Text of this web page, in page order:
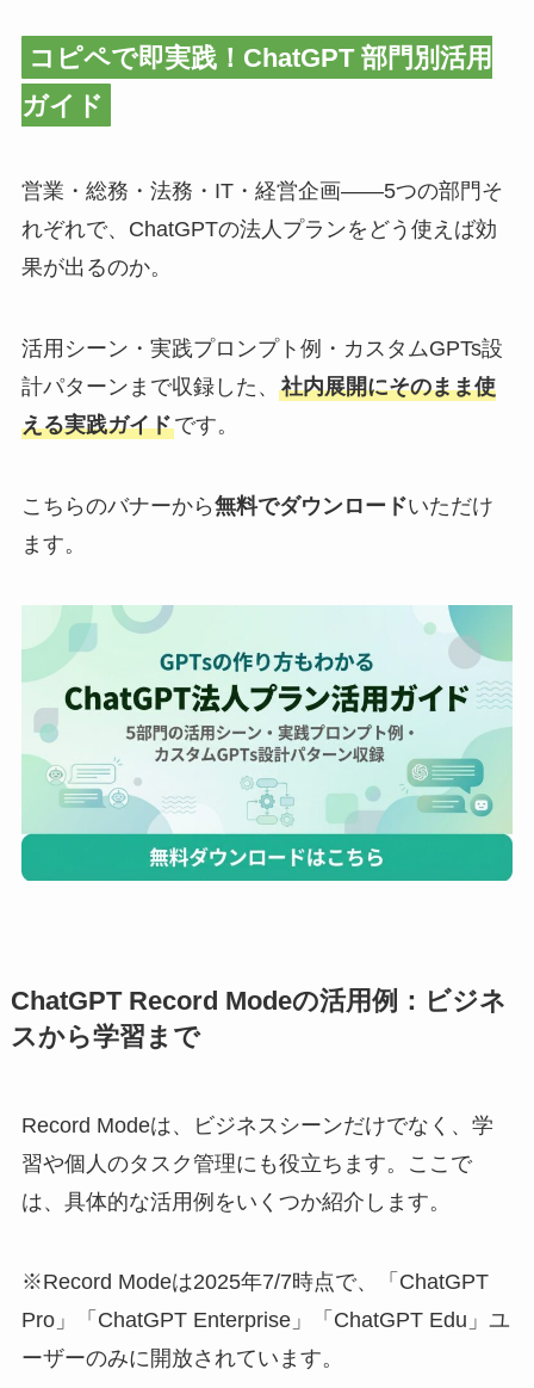
コピペで即実践！ChatGPT 部門別活用
ガイド
営業・総務・法務・IT・経営企画——5つの部門そ
れぞれで、ChatGPTの法人プランをどう使えば効
果が出るのか。
活用シーン・実践プロンプト例・カスタムGPTs設
計パターンまで収録した、 社内展開にそのまま使
える実践ガイドです。
こちらのバナーから無料でダウンロードいただけ
ます。
ChatGPT Record Modeの活用例：ビジネ
スから学習まで
Record Modeは、ビジネスシーンだけでなく、学
習や個人のタスク管理にも役立ちます。ここで
は、具体的な活用例をいくつか紹介します。
※Record Modeは2025年7/7時点で、「ChatGPT
Pro」「ChatGPT Enterprise」「ChatGPT Edu」ユ
ーザーのみに開放されています。